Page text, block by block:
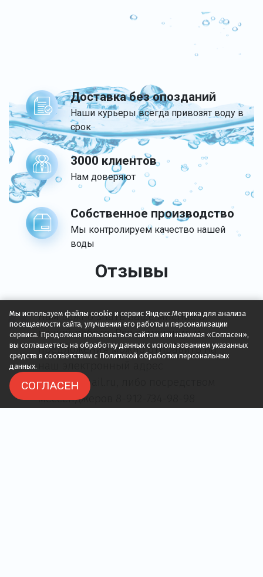
Доставка без опозданий
Наши курьеры всегда привозят воду в
срок
3000 клиентов
Нам доверяют
Собственное производство
Мы контролируем качество нашей
воды
Отзывы
Нам важно знать ваше мнение о
нашей работе. Все замечания и
предложения можно отправить на
514188@mail.ru, либо посредством
мессенджеров 8-912-734-98-98
Мы используем файлы cookie и сервис Яндекс.Метрика для анализа
посещаемости сайта, улучшения его работы и персонализации
сервиса. Продолжая пользоваться сайтом или нажимая «Согласен»,
вы соглашаетесь на обработку данных с использованием указанных
средств в соответствии с Политикой обработки персональных
данных.
СОГЛАСЕН